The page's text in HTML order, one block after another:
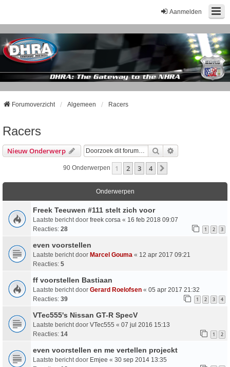
Aanmelden
Forumoverzicht Algemeen Racers
Racers
Nieuw Onderwerp Zoek
90 Onderwerpen 1 2 3 4
Onderwerpen
Freek Teeuwen #111 stelt zich voor
Laatste bericht door freek corsa « 16 feb 2018 09:07
Reacties: 28 1 2 3
even voorstellen
Laatste bericht door Marcel Gouma « 12 apr 2017 09:21
Reacties: 5
ff voorstellen Bastiaan
Laatste bericht door Gerard Roelofsen « 05 apr 2017 21:32
Reacties: 39 1 2 3 4
VTec555's Nissan GT-R SpecV
Laatste bericht door VTec555 « 07 jul 2016 15:13
Reacties: 14 1 2
even voorstellen en me vertellen projeckt
Laatste bericht door Emjee « 30 sep 2014 13:35